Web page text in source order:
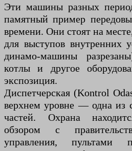
Эти машины разных
памятный пример
времени. Они стоят на
для выступов внутренних
динамо-машины
котлы и другое
экспозиция.
Диспетчерская (Kontrol
верхнем уровне — одна из
частей. Охрана
обзором с
управления, пультами